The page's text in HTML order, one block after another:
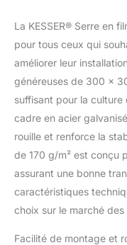
La KESSER® Serre en
pour tous ceux qui
améliorer leur
généreuses de 300 x
suffisant pour la culture
cadre en acier
rouille et renforce la
de 170 g/m² est conçu
assurant une bonne
caractéristiques
choix sur le marché des
Facilité de montage et